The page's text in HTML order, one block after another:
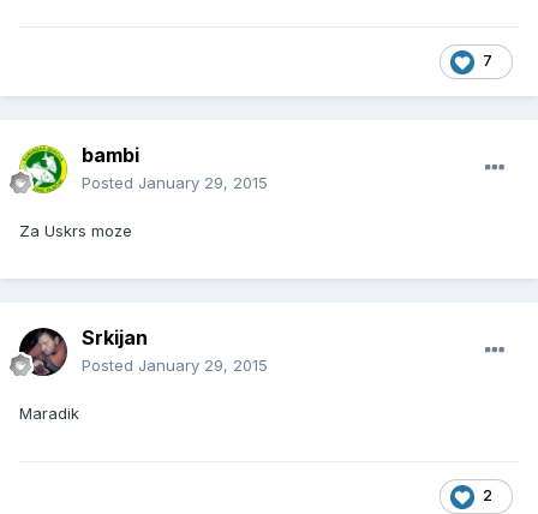
7
bambi
Posted January 29, 2015
Za Uskrs moze
Srkijan
Posted January 29, 2015
Maradik
2